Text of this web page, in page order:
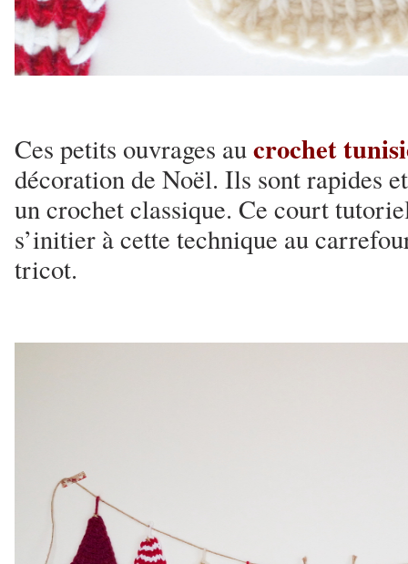
Ces petits ouvrages aucrochet
décoration de Noël. Ils sont rapides
un crochet classique. Ce court
s’initier à cette technique au
tricot.